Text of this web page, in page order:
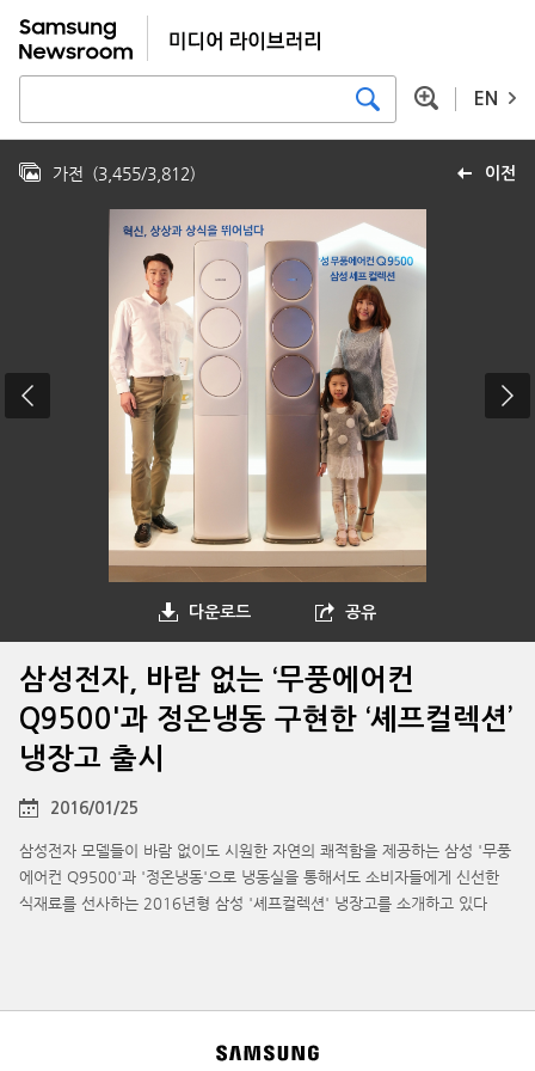
EN
이전
가전 (3,455/3,812)
다운로드 공유
삼성전자, 바람 없는 ‘무풍에어컨
Q9500'과 정온냉동 구현한 ‘셰프컬렉션’
냉장고 출시
2016/01/25
삼성전자 모델들이 바람 없이도 시원한 자연의 쾌적함을 제공하는 삼성 '무풍
에어컨 Q9500'과 '정온냉동'으로 냉동실을 통해서도 소비자들에게 신선한
식재료를 선사하는 2016년형 삼성 '셰프컬렉션' 냉장고를 소개하고 있다